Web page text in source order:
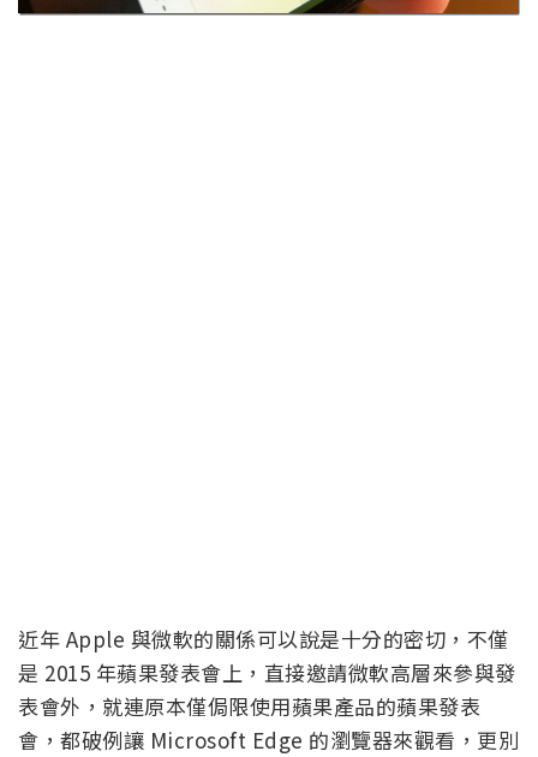
近年 Apple 與微軟的關係可以說是十分的密切，不僅
是 2015 年蘋果發表會上，直接邀請微軟高層來參與發
表會外，就連原本僅侷限使用蘋果產品的蘋果發表
會，都破例讓 Microsoft Edge 的瀏覽器來觀看，更別